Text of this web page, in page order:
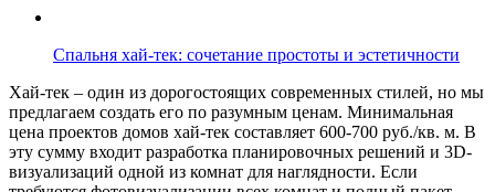
Спальня хай-тек: сочетание простоты и эстетичности
Хай-тек – один из дорогостоящих современных стилей, но мы
предлагаем создать его по разумным ценам. Минимальная
цена проектов домов хай-тек составляет 600-700 руб./кв. м. В
эту сумму входит разработка планировочных решений и 3D-
визуализаций одной из комнат для наглядности. Если